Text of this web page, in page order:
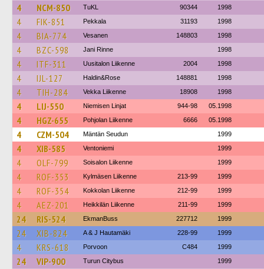
4 NCM-850 TuKL 90344 1998
4 FIK-851 Pekkala 31193 1998
4 BIA-774 Vesanen 148803 1998
4 BZC-598 Jani Rinne 1998
4 ITF-311 Uusitalon Liikenne 2004 1998
4 IJL-127 Haldin&Rose 148881 1998
4 TIH-284 Vekka Liikenne 18908 1998
4 LIJ-550 Niemisen Linjat 944-98 05.1998
4 HGZ-655 Pohjolan Liikenne 6666 05.1998
4 CZM-504 Mäntän Seudun 1999
4 XIB-585 Ventoniemi 1999
4 OLF-799 Soisalon Liikenne 1999
4 ROF-353 Kylmäsen Liikenne 213-99 1999
4 ROF-354 Kokkolan Liikenne 212-99 1999
4 AEZ-201 Heikkilän Liikenne 211-99 1999
24 RIS-524 EkmanBuss 227712 1999
24 XIB-824 A & J Hautamäki 228-99 1999
4 KRS-618 Porvoon C484 1999
24 VIP-900 Turun Citybus 1999